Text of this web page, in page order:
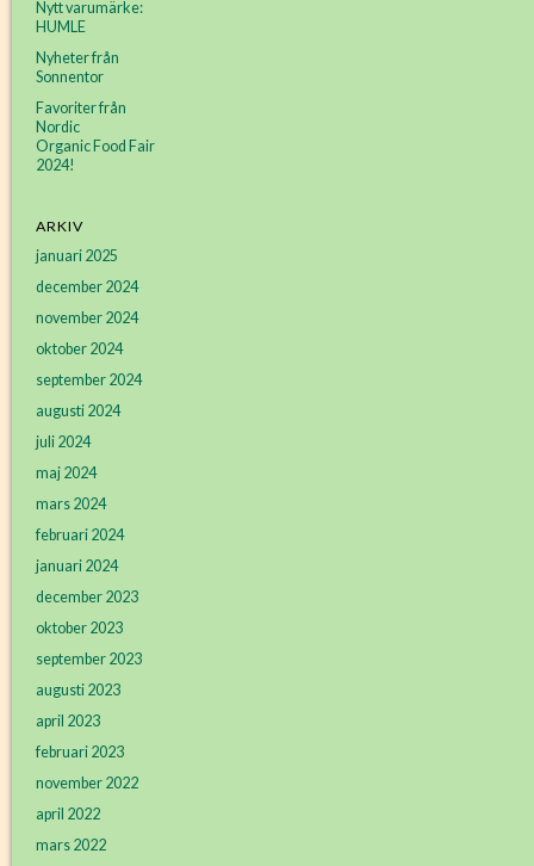
Nytt varumärke:
HUMLE
Nyheter från
Sonnentor
Favoriter från
Nordic
Organic Food Fair
2024!
ARKIV
januari 2025
december 2024
november 2024
oktober 2024
september 2024
augusti 2024
juli 2024
maj 2024
mars 2024
februari 2024
januari 2024
december 2023
oktober 2023
september 2023
augusti 2023
april 2023
februari 2023
november 2022
april 2022
mars 2022